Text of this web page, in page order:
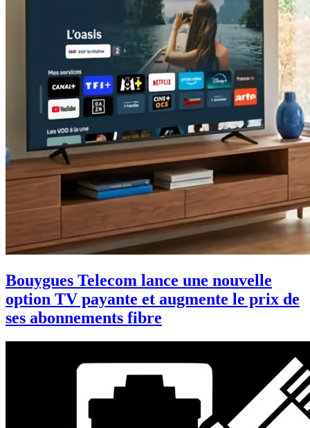
Bouygues Telecom lance une nouvelle
option TV payante et augmente le prix de
ses abonnements fibre